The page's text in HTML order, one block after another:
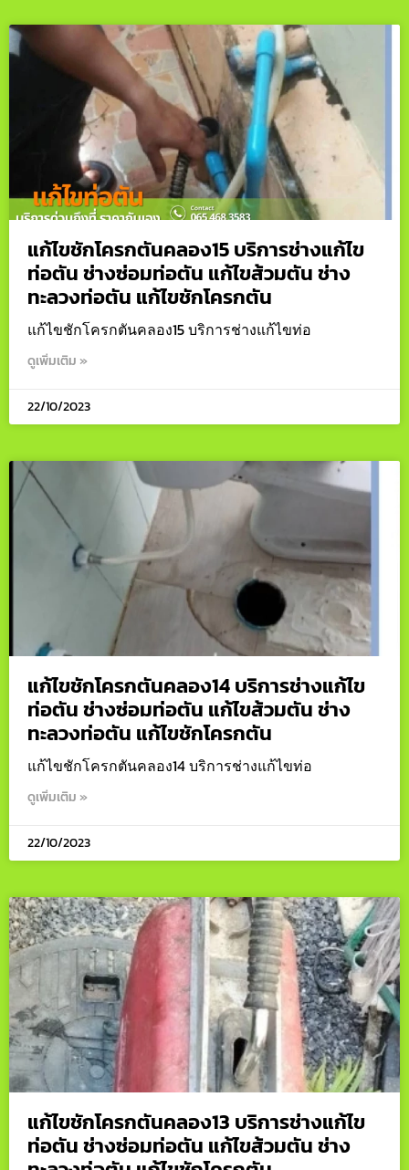
แก้ไขชักโครกตันคลอง15 บริการช่างแก้ไข
ท่อตัน ช่างซ่อมท่อตัน แก้ไขส้วมตัน ช่าง
ทะลวงท่อตัน แก้ไขชักโครกตัน
แก้ไขชักโครกตันคลอง15 บริการช่างแก้ไขท่อ
ดูเพิ่มเติม »
22/10/2023
แก้ไขชักโครกตันคลอง14 บริการช่างแก้ไข
ท่อตัน ช่างซ่อมท่อตัน แก้ไขส้วมตัน ช่าง
ทะลวงท่อตัน แก้ไขชักโครกตัน
แก้ไขชักโครกตันคลอง14 บริการช่างแก้ไขท่อ
ดูเพิ่มเติม »
22/10/2023
แก้ไขชักโครกตันคลอง13 บริการช่างแก้ไข
ท่อตัน ช่างซ่อมท่อตัน แก้ไขส้วมตัน ช่าง